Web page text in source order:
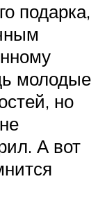
подарка,
молодые
но
А вот